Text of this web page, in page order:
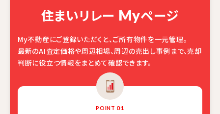
住まいリレー Myページ
My不動産にご登録いただくと、ご所有物件を一元管理。
最新のAI査定価格や周辺相場、周辺の売出し事例まで、売却
判断に役立つ情報をまとめて確認できます。
POINT 01